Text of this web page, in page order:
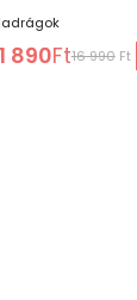
890Ft16 990Ft